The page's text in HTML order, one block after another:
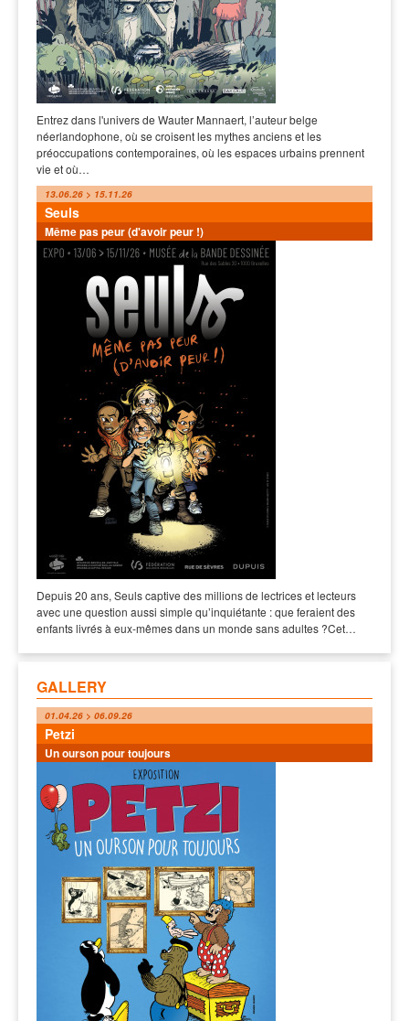
Entrez dans l'univers de Wauter Mannaert, l’auteur belge
néerlandophone, où se croisent les mythes anciens et les
préoccupations contemporaines, où les espaces urbains prennent
vie et où…
13.06.26 > 15.11.26
Seuls
Même pas peur (d'avoir peur !)
Depuis 20 ans, Seuls captive des millions de lectrices et lecteurs
avec une question aussi simple qu’inquiétante : que feraient des
enfants livrés à eux-mêmes dans un monde sans adultes ?Cet…
GALLERY
01.04.26 > 06.09.26
Petzi
Un ourson pour toujours